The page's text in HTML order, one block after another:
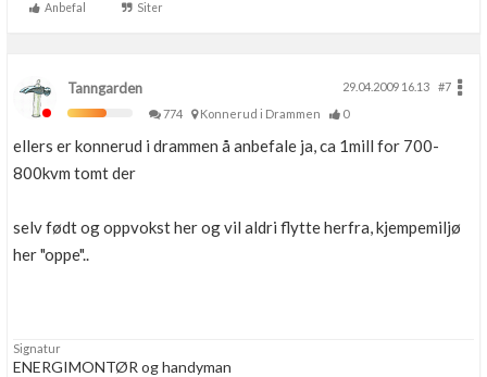
Anbefal Siter
Tanngarden 29.04.2009 16.13
#7
774
Konnerud i Drammen 0
ellers er konnerud i drammen å anbefale ja, ca 1mill for 700-
800kvm tomt der
selv født og oppvokst her og vil aldri flytte herfra, kjempemiljø
her "oppe"..
Signatur
ENERGIMONTØR og handyman